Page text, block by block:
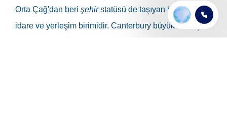
Orta Çağ'dan beri şehirstatüsü de taşıyan bir yerel
idare ve yerleşim birimidir. Canterbury büyük ve küçük